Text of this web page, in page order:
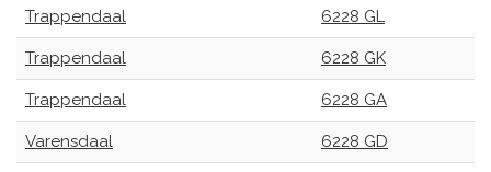
Trappendaal 6228 GL
Trappendaal 6228 GK
Trappendaal 6228 GA
Varensdaal 6228 GD